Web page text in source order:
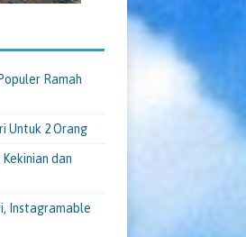
Ramah
Untuk 2 Orang
dan
Instagramable